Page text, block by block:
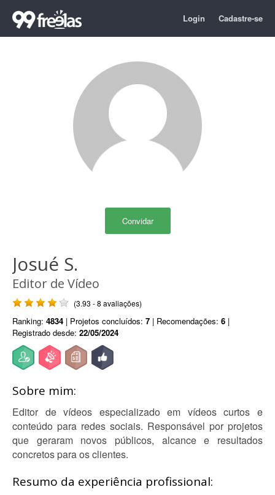
Login Cadastre-se
Convidar
Josué S.
Editor de Vídeo
(3.93 - 8 avaliações)
Ranking: 4834 | Projetos concluídos: 7 | Recomendações: 6 |
Registrado desde: 22/05/2024
Sobre mim:
Editor de vídeos especializado em vídeos curtos e
conteúdo para redes sociais. Responsável por projetos
que geraram novos públicos, alcance e resultados
concretos para os clientes.
Resumo da experiência profissional: